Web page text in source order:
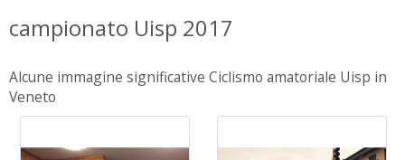
campionato Uisp 2017
Alcune immagine significative Ciclismo amatoriale Uisp in
Veneto